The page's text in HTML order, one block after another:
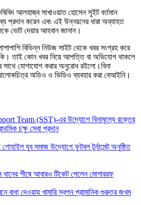
আলহাজ্ব সাখাওয়াত হোসেন সুইট বর্তমান
প্রদান করেন এবং এই উন্নয়নের ধারা অব্যাহত
ভোট দেয়ার আহবান জানান।
বিভিন্ন নিউজ সাইট থেকে খবর সংগ্রহ করে
তাই কোন খবর নিয়ে আপত্তি বা অভিযোগ থাকলে
সাথে যোগাযোগ করার অনুরোধ রইলো।বিনা
অডিও ও ভিডিও ব্যবহার করা বেআইনি।
Team (SST)-এর উদ্যোগে বিনামূল্যে রক্তের
চক্ষু সেবা প্রদান
গোহাইল যুব সমাজ উদ্যোগে ফুটবল টুর্নামেন্ট অনুষ্ঠিত
শীষে আবারও টিকেট পেলেন মোশাররফ
বাধা দেওয়ায় খামারি স্বপন প্রামানিক গুরুতর জখম